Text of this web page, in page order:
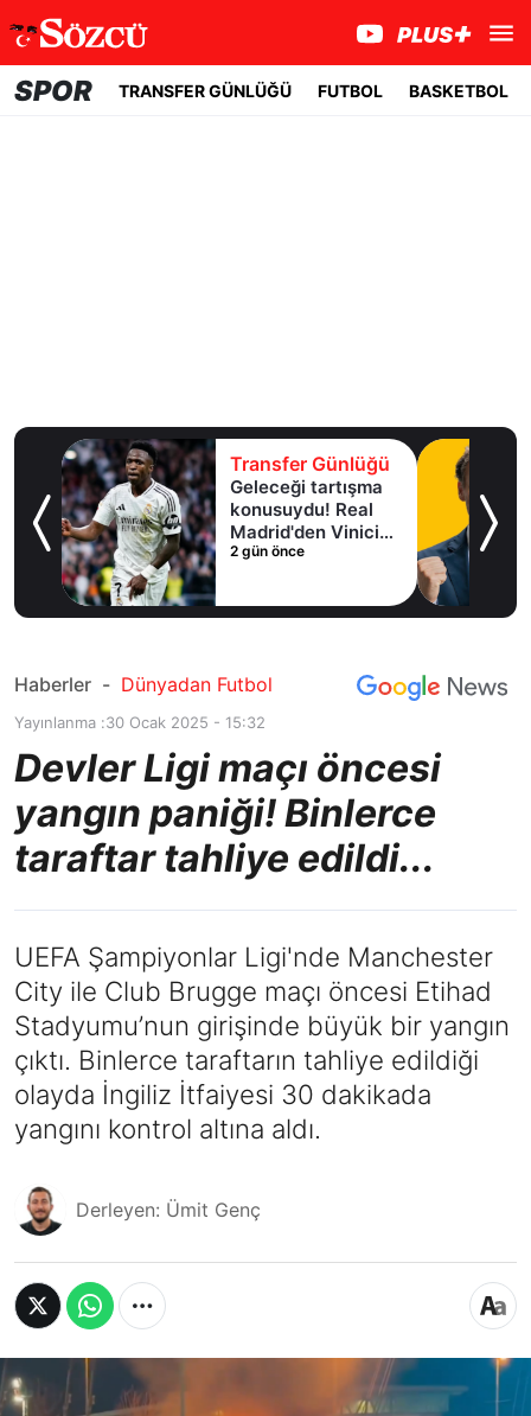
SPOR TRANSFER GÜNLÜĞÜ FUTBOL BASKETBOL
Transfer Günlüğü
Geleceği tartışma
konusuydu! Real
Madrid'den Vinicius
Junior kararı
2 gün önce
Haberler - Dünyadan Futbol
Yayınlanma :30 Ocak 2025 - 15:32
Devler Ligi maçı öncesi
yangın paniği! Binlerce
taraftar tahliye edildi...
UEFA Şampiyonlar Ligi'nde Manchester
City ile Club Brugge maçı öncesi Etihad
Stadyumu’nun girişinde büyük bir yangın
çıktı. Binlerce taraftarın tahliye edildiği
olayda İngiliz İtfaiyesi 30 dakikada
yangını kontrol altına aldı.
Derleyen: Ümit Genç